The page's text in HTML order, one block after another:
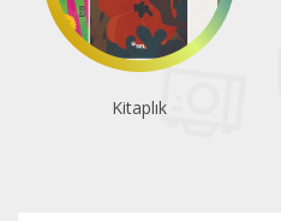
Kitaplık